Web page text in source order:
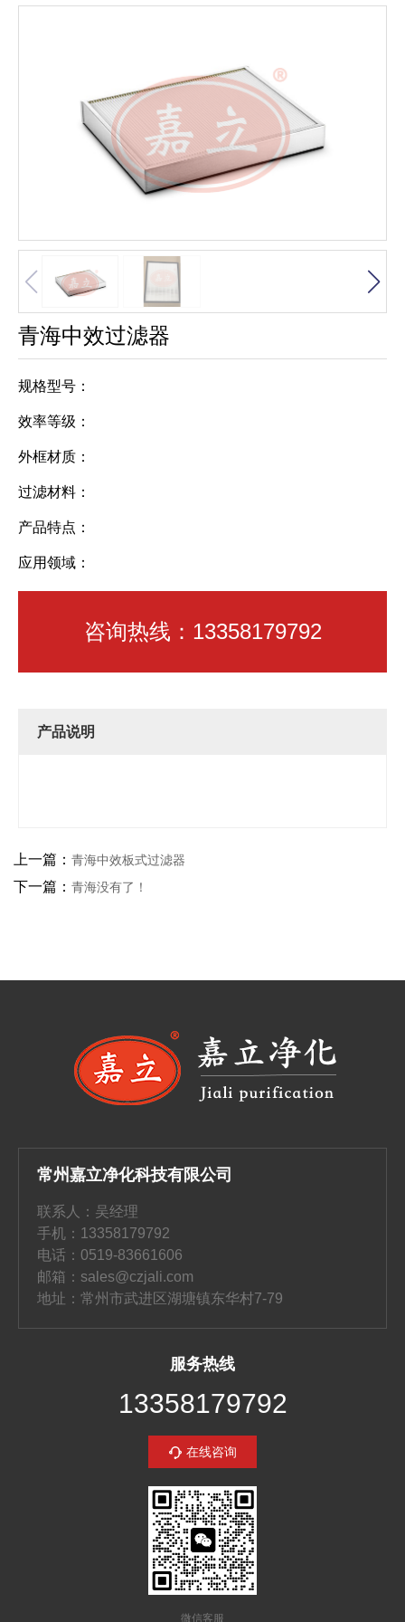
青海中效过滤器
规格型号：
效率等级：
外框材质：
过滤材料：
产品特点：
应用领域：
咨询热线：13358179792
产品说明
上一篇： 青海中效板式过滤器
下一篇： 青海没有了！
常州嘉立净化科技有限公司
联系人：吴经理
手机：13358179792
电话：0519-83661606
邮箱：sales@czjali.com
地址：常州市武进区湖塘镇东华村7-79
服务热线
13358179792
在线咨询
微信客服